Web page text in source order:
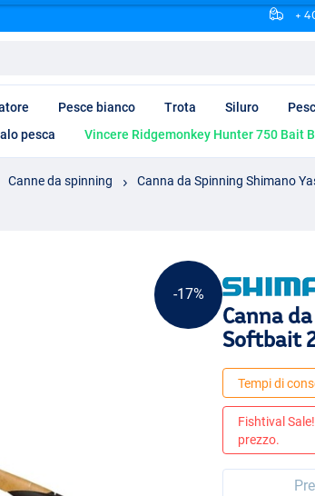
+
Pesce bianco Trota Siluro
pesca Vincere Ridgemonkey Hunter 750 Bait
Canne da spinning
Canna da Spinning Shimano
-17%
Canna
Softbait
Tempi di
Fishtival
prezzo.